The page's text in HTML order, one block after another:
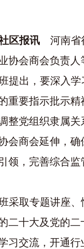
区报讯河南省
协会商会负责人
提出，要深入
重要指示批示
整党组织隶属
会商会延伸，
领，完善综合
采取专题讲座
二十大及党的
习交流，开通